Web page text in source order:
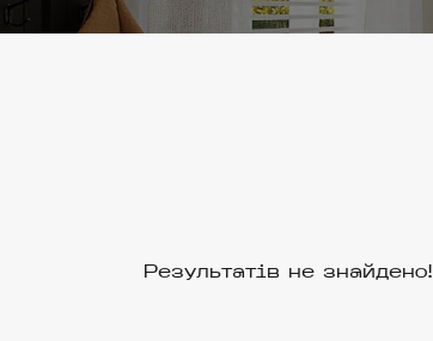
Результатів не знайдено!